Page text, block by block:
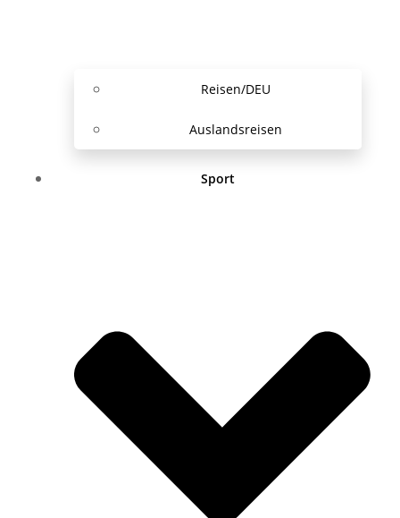
Reisen/DEU
Auslandsreisen
Sport